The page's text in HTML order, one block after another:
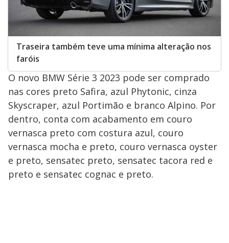
Traseira também teve uma mínima alteração nos
faróis
O novo BMW Série 3 2023 pode ser comprado
nas cores preto Safira, azul Phytonic, cinza
Skyscraper, azul Portimão e branco Alpino. Por
dentro, conta com acabamento em couro
vernasca preto com costura azul, couro
vernasca mocha e preto, couro vernasca oyster
e preto, sensatec preto, sensatec tacora red e
preto e sensatec cognac e preto.